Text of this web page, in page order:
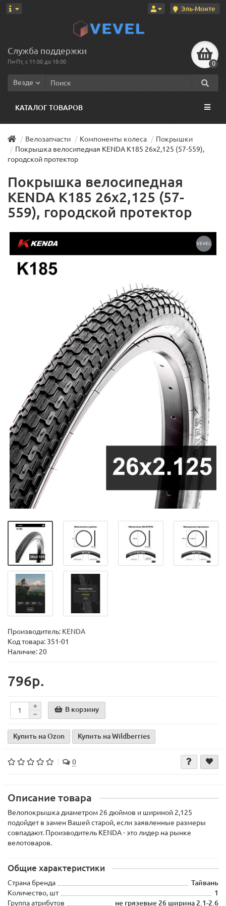
Эль-Монте
Служба поддержки
Пн-Пт, с 11:00 до 18:00 0
Везде
КАТАЛОГ ТОВАРОВ
Велозапчасти Компоненты колеса
Покрышки
Покрышка велосипедная KENDA K185 26x2,125 (57-559),
городской протектор
Покрышка велосипедная
KENDA K185 26x2,125 (57-
559), городской протектор
Производитель: KENDA
Код товара: 351-01
Наличие: 20
796р.
В корзину
Купить на Ozon Купить на Wildberries
0
Описание товара
Велопокрышка диаметром 26 дюймов и шириной 2,125
подойдет в замен Вашей старой, если заявленные размеры
совпадают. Производитель KENDA - это лидер на рынке
велотоваров.
Общие характеристики
Страна бренда
Тайвань
Количество, шт
1
Группа атрибутов
не грязевые 26 ширина 2.1-2.6